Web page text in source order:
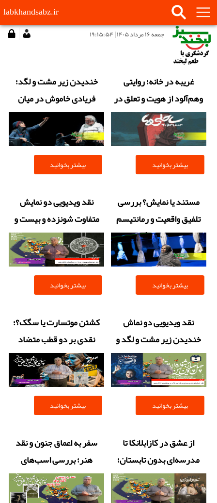
labkhandsabz.ir
جمعه ۱۶ مرداد ۱۴۰۵ | ۱۹:۱۵:۵۴
غریبه در خانه؛ روایتی
وهم‌آلود از هویت و تعلق در
ساحلی‌ها
بیشتر بخوانید
خندیدن زیر مشت و لگد؛
فریادی خاموش در میان
سکوتِ متروهای شهر
بیشتر بخوانید
مستند یا نمایش؟ بررسی
تلفیق واقعیت و رمانتیسم
در تئاتر سگک
بیشتر بخوانید
نقد ویدیویی دو نمایش
متفاوت شونزده و بیست و
یک، مرز باریک جنون و
شجاعت در فاش کردن راز
بیشتر بخوانید
نقد ویدیویی دو نماش
خندیدن زیر مشت و لگد و
ساحلی ها در تئاتر فجر
بیشتر بخوانید
کشتن موتسارت یا سگک؟؛
نقدی بر دو قطب متضاد
تئاتر فجر + فیلم
بیشتر بخوانید
از عشق در کازابلانکا تا
مدرسه‌ای بدون تابستان؛
نقد دو نمایش متفاوت +
فیلم
سفر به اعماق جنون و نقد
هنر؛ بررسی اسب‌های
طاعون و همای + فیلم